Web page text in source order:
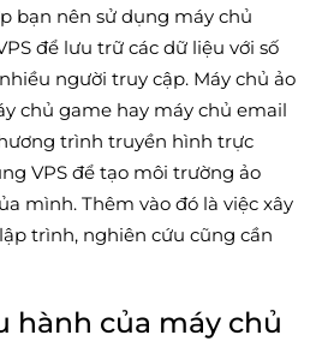
bạn nên sử dụng máy chủ
để lưu trữ các dữ liệu với số
người truy cập. Máy chủ ảo
chủ game hay máy chủ email
trình truyền hình trực
VPS để tạo môi trường ảo
mình. Thêm vào đó là việc xây
trình, nghiên cứu cũng cần
hành của máy chủ